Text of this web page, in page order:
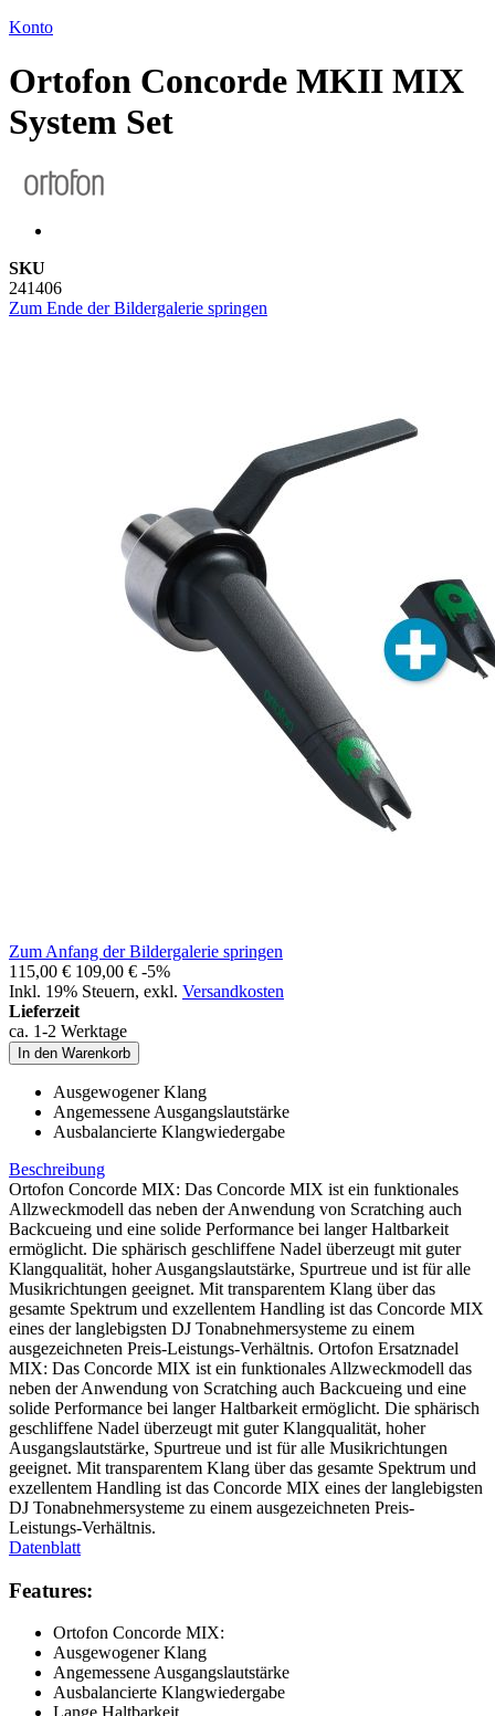
Konto
Ortofon Concorde MKII MIX
System Set
SKU
241406
Zum Ende der Bildergalerie springen
Zum Anfang der Bildergalerie springen
115,00 € 109,00 € -5%
Inkl. 19% Steuern, exkl. Versandkosten
Lieferzeit
ca. 1-2 Werktage
In den Warenkorb
Ausgewogener Klang
Angemessene Ausgangslautstärke
Ausbalancierte Klangwiedergabe
Beschreibung
Ortofon Concorde MIX: Das Concorde MIX ist ein funktionales
Allzweckmodell das neben der Anwendung von Scratching auch
Backcueing und eine solide Performance bei langer Haltbarkeit
ermöglicht. Die sphärisch geschliffene Nadel überzeugt mit guter
Klangqualität, hoher Ausgangslautstärke, Spurtreue und ist für alle
Musikrichtungen geeignet. Mit transparentem Klang über das
gesamte Spektrum und exzellentem Handling ist das Concorde MIX
eines der langlebigsten DJ Tonabnehmersysteme zu einem
ausgezeichneten Preis-Leistungs-Verhältnis. Ortofon Ersatznadel
MIX: Das Concorde MIX ist ein funktionales Allzweckmodell das
neben der Anwendung von Scratching auch Backcueing und eine
solide Performance bei langer Haltbarkeit ermöglicht. Die sphärisch
geschliffene Nadel überzeugt mit guter Klangqualität, hoher
Ausgangslautstärke, Spurtreue und ist für alle Musikrichtungen
geeignet. Mit transparentem Klang über das gesamte Spektrum und
exzellentem Handling ist das Concorde MIX eines der langlebigsten
DJ Tonabnehmersysteme zu einem ausgezeichneten Preis-
Leistungs-Verhältnis.
Datenblatt
Features:
Ortofon Concorde MIX:
Ausgewogener Klang
Angemessene Ausgangslautstärke
Ausbalancierte Klangwiedergabe